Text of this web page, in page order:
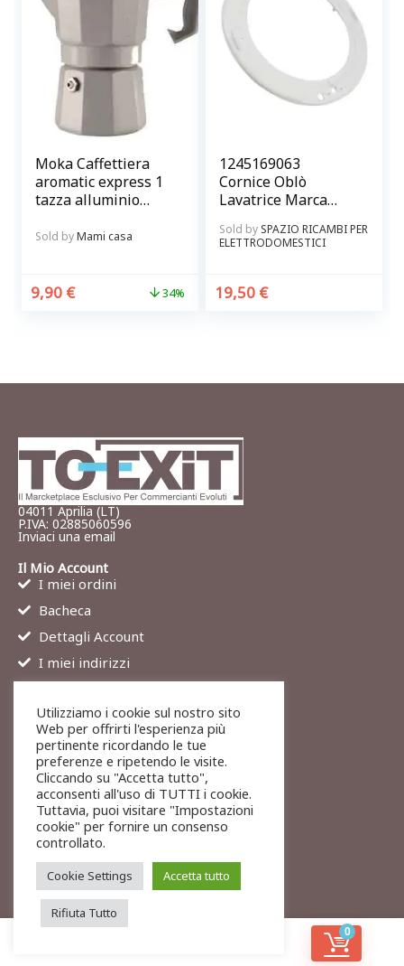
0
Moka Caffettiera
aromatic express 1
tazza alluminio
Sold byMami casa
9,90 € 34%
1245169063
Cornice Oblò
Lavatrice Marca
Originale
Sold by SPAZIO RICAMBI PER
ELETTRODOMESTICI
19,50 €
04011 Aprilia (LT)
P.IVA: 02885060596
Inviaci una email
Il Mio Account
I miei ordini
Bacheca
Dettagli Account
I miei indirizzi
Chi siamo
Services
Blog
Contatti
Legali
Termini di servizio
Resi e rimborsi
Cookies
Privacy
Utilizziamo i cookie sul nostro sito
Web per offrirti l'esperienza più
pertinente ricordando le tue
preferenze e ripetendo le visite.
Cliccando su "Accetta tutto",
acconsenti all'uso di TUTTI i cookie.
Tuttavia, puoi visitare "Impostazioni
cookie" per fornire un consenso
controllato.
Cookie Settings Accetta tutto
Rifiuta Tutto